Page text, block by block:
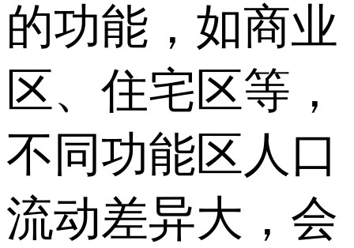
的功能，如商业
区、住宅区等，
不同功能区人口
流动差异大，会